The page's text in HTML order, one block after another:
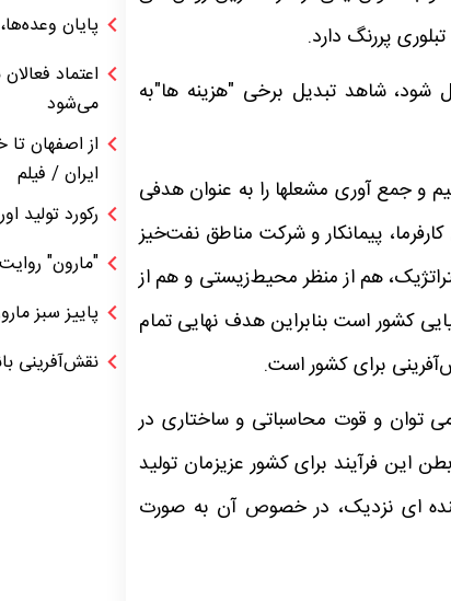
پررنگ دارد.
شاهد تبدیل برخی "هزینه ها"به
جمع آوری مشعلها را به عنوان هدفی
پیمانکار و شرکت مناطق نفت‌خیز
هم از منظر محیط‌زیستی و هم از
کشور است بنابراین هدف نهایی تمام
برای کشور است.
توان و قوت محاسباتی و ساختاری در
این فرآیند برای کشور عزیزمان تولید
ای نزدیک، در خصوص آن به صورت
پایان
اعتماد
می‌شود
از اصفهان
ایران / فیلم
رکورد تولید
"مارون"
پاییز سبز
نقش‌آفرینی